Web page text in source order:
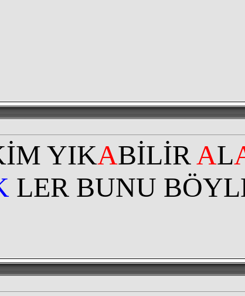
YIKABİLİRAL
LER BUNU